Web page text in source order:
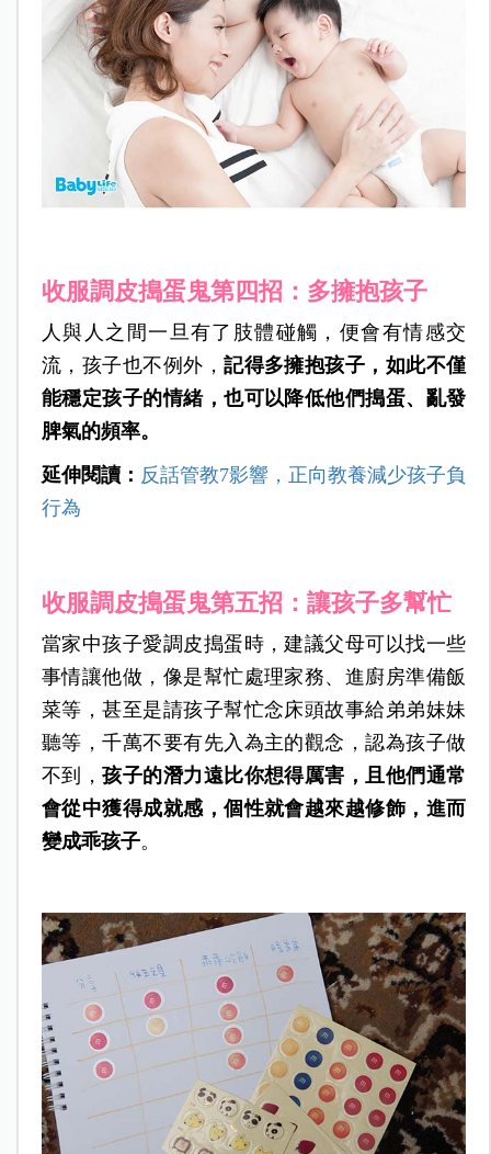
收服調皮搗蛋鬼第四招：多擁抱孩子
人與人之間一旦有了肢體碰觸，便會有情感交
流，孩子也不例外，記得多擁抱孩子，如此不僅
能穩定孩子的情緒，也可以降低他們搗蛋、亂發
脾氣的頻率。
延伸閱讀： 反話管教7影響，正向教養減少孩子負
行為
收服調皮搗蛋鬼第五招：讓孩子多幫忙
當家中孩子愛調皮搗蛋時，建議父母可以找一些
事情讓他做，像是幫忙處理家務、進廚房準備飯
菜等，甚至是請孩子幫忙念床頭故事給弟弟妹妹
聽等，千萬不要有先入為主的觀念，認為孩子做
不到，孩子的潛力遠比你想得厲害，且他們通常
會從中獲得成就感，個性就會越來越修飾，進而
變成乖孩子。